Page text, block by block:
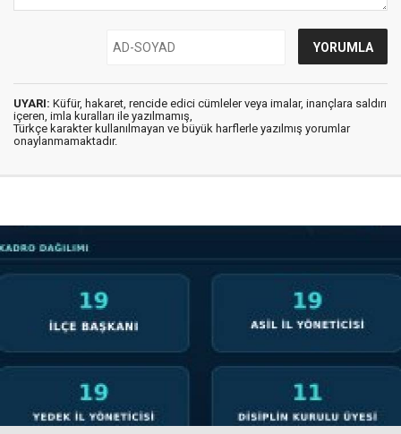
UYARI: Küfür, hakaret, rencide edici cümleler veya imalar, inançlara saldırı
içeren, imla kuralları ile yazılmamış,
Türkçe karakter kullanılmayan ve büyük harflerle yazılmış yorumlar
onaylanmamaktadır.